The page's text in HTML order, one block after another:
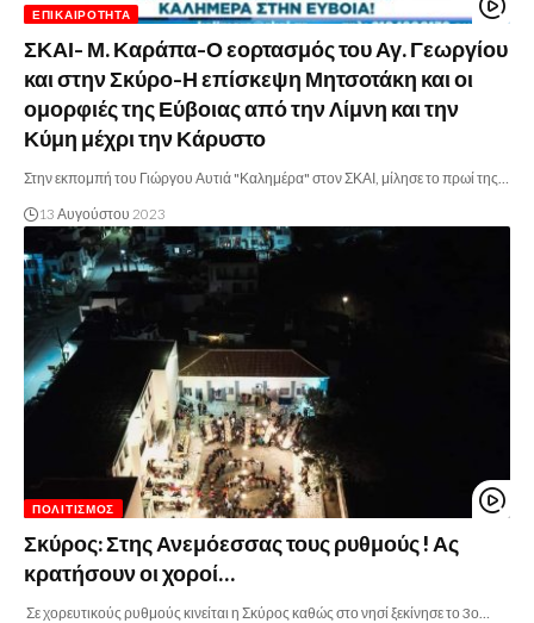
ΕΠΙΚΑΙΡΌΤΗΤΑ
ΣΚΑΙ- Μ. Καράπα-Ο εορτασμός του Αγ. Γεωργίου
και στην Σκύρο-Η επίσκεψη Μητσοτάκη και οι
ομορφιές της Εύβοιας από την Λίμνη και την
Κύμη μέχρι την Κάρυστο
Στην εκπομπή του Γιώργου Αυτιά "Καλημέρα" στον ΣΚΑΙ, μίλησε το πρωί της…
13 Αυγούστου 2023
ΠΟΛΙΤΙΣΜΌΣ
Σκύρος: Στης Ανεμόεσσας τους ρυθμούς ! Ας
κρατήσουν οι χοροί…
Σε χορευτικούς ρυθμούς κινείται η Σκύρος καθώς στο νησί ξεκίνησε το 3ο…